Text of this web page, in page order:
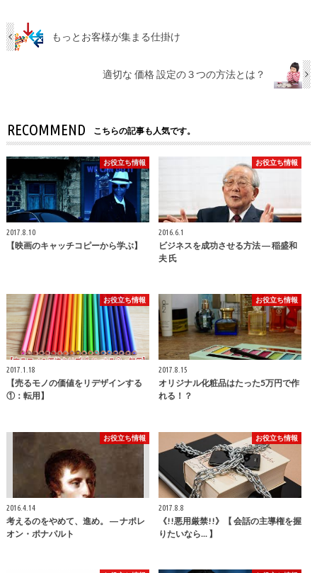
もっとお客様が集まる仕掛け
適切な 価格 設定の３つの方法とは？
RECOMMEND こちらの記事も人気です。
お役立ち情報
2017.8.10
【映画のキャッチコピーから学ぶ】
お役立ち情報
2016.6.1
ビジネスを成功させる方法 ― 稲盛和
夫 氏
お役立ち情報
2017.1.18
【売るモノの価値をリデザインする
①：転用】
お役立ち情報
2017.8.15
オリジナル化粧品はたった5万円で作
れる！？
お役立ち情報
2016.4.14
考えるのをやめて、進め。 ― ナポレ
オン・ポナパルト
お役立ち情報
2017.8.8
《!!悪用厳禁!!》【 会話の主導権を握
りたいなら... 】